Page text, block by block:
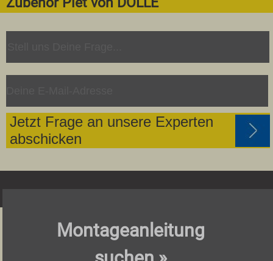
Jetzt Frage an unsere Experten
abschicken
Montageanleitung